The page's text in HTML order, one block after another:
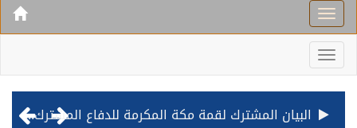
قيادة القوات المشتركة للتحالف: نفذنا عملية رد عسكري متناسبة لأهداف عسكرية مشروعة تابعة للمليشيا الحوثية الإرهابية في محافظة الحديدة